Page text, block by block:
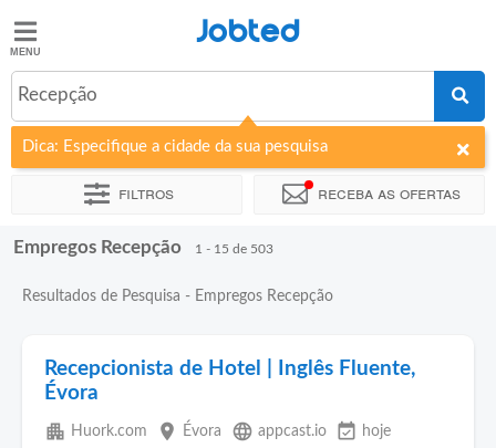
Jobted
Empregos
Jobted
Recepção
Dica: Especifique a cidade da sua pesquisa
Filtros Receba as ofertas
Ordenar por Empresa Agência de emprego
Empregos Recepção 1 - 15 de 503
Resultados de Pesquisa - Empregos Recepção
Recepcionista de Hotel | Inglês Fluente,
Évora
apartment Huork.com place Évora language appcast.io event_available hoje